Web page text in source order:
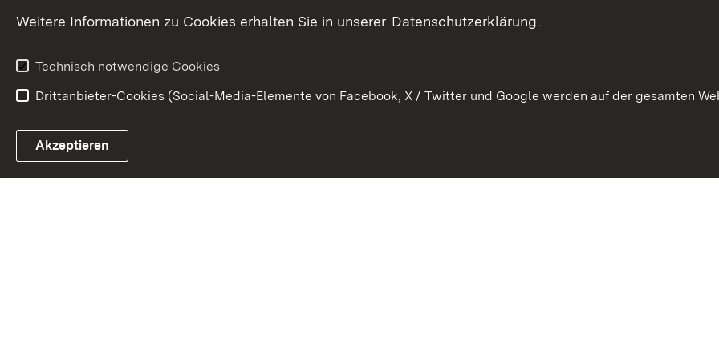
Glücksspielrecht
Link zum Landesportal
Weitere Informationen zu Cookies erhalten Sie in unserer Datenschutzerklärung.
Technisch notwendige Cookies
Drittanbieter-Cookies (Social-Media-Elemente von Facebook, X / Twitter und Google werden auf der gesamten
Akzeptieren